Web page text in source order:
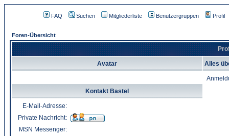
FAQ Suchen Mitgliederliste Benutzergruppen Profil
Foren-Übersicht
Avatar Alles
Kontakt Bastel
E-Mail-Adresse:
Private Nachricht:
MSN Messenger: